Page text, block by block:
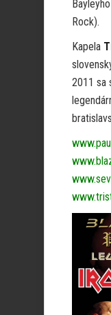
Rock).
Kapela
2011 sa